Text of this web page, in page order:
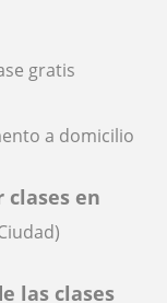
gratis
a domicilio
clases en
las clases